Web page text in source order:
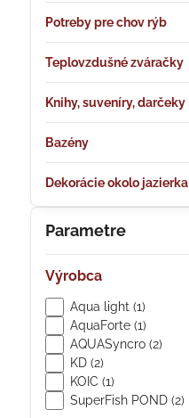
Parametre
Výrobca
Aqua light (1)
AquaForte (1)
AQUASyncro (2)
KD (2)
KOIC (1)
SuperFish POND (2)
Potreby pre chov rýb
Teplovzdušné zváračky
Knihy, suveníry, darčeky
Bazény
Dekorácie okolo jazierka